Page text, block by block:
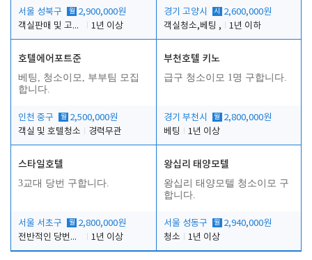
서울 성북구 월 2,900,000원
객실판매 및 고객응대
1년 이상
경기 고양시 시
2,600,000원
객실청소,베팅 ,
1년 이하
호텔에어포트준
베팅, 청소이모, 부부팀 모집
합니다.
인천 중구 월 2,500,000원
객실 및 호텔청소
경력무관
부천호텔 키노
급구 청소이모 1명 구합니다.
경기 부천시 월 2,800,000원
베팅
1년 이상
스타일호텔
3교대 당번 구합니다.
서울 서초구 월 2,800,000원
전반적인 당번업무
1년 이상
왕십리 태양모텔
왕십리 태양모텔 청소이모 구
합니다.
서울 성동구 월 2,940,000원
청소
1년 이상